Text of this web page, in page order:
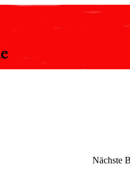
Nächste